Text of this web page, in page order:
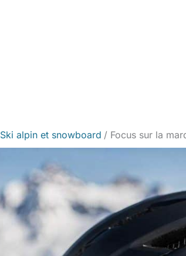
Ski alpin et snowboard Focus sur la